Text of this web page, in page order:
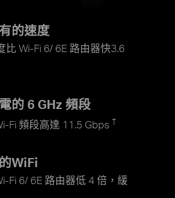
的速度
比 Wi-Fi 6/ 6E 路由器快3.6
的 6 GHz 頻段
Fi 頻段高達 11.5 Gbps†
WiFi
Fi 6/ 6E 路由器低 4 倍，緩